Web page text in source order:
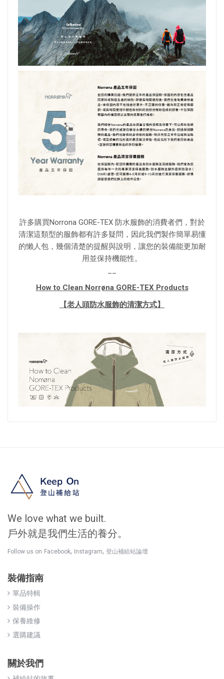
許多購買Norrona GORE-TEX 防水服飾的消費者們，對於
清潔這類型的服飾都有許多疑問，因此我們製作簡單易懂
的懶人包，幾個清楚的提醒與說明，讓您的裝備能更加耐
用並保持機能性。
How to Clean Norrøna GORE-TEX Products
【老人頭防水服飾的清潔方式】
We love what we built.
戶外就是我們生活的養分。
Follow us on Facebook, Instagram, 登山補給站論壇
裝備指南
單品特輯
裝備操作
保養維修
選購建議
關於我們